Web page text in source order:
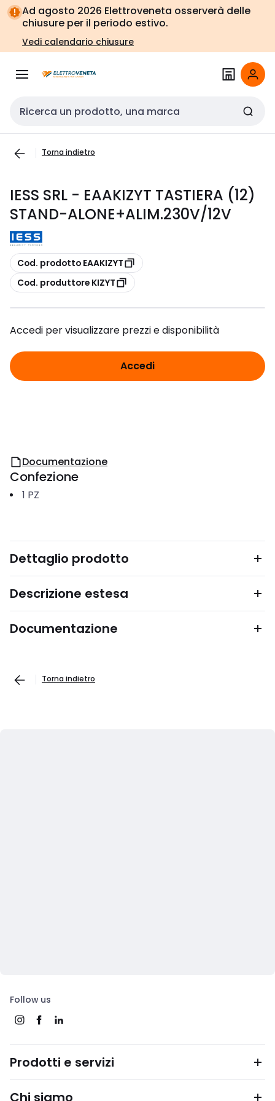
Vai alla
navigazione
Vai
alla
pagina
Ad agosto 2026 Elettroveneta osserverà delle
chiusure per il periodo estivo.
Vedi calendario chiusure
Cerca input
Torna indietro
IESS SRL - EAAKIZYT TASTIERA (12)
STAND-ALONE+ALIM.230V/12V
copia
Cod. prodotto EAAKIZYT
copia
Cod. produttore KIZYT
Accedi per visualizzare prezzi e disponibilità
Accedi
Documentazione
Confezione
1 PZ
Dettaglio prodotto
Descrizione estesa
Documentazione
Torna indietro
Follow us
Prodotti e servizi
Chi siamo